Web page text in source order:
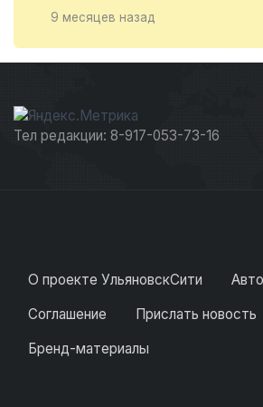
9 месяцев назад
Тел редакции: 8-917-053-73-16
О проекте УльяновскСити
Соглашение
Прислать новость
Бренд-материалы